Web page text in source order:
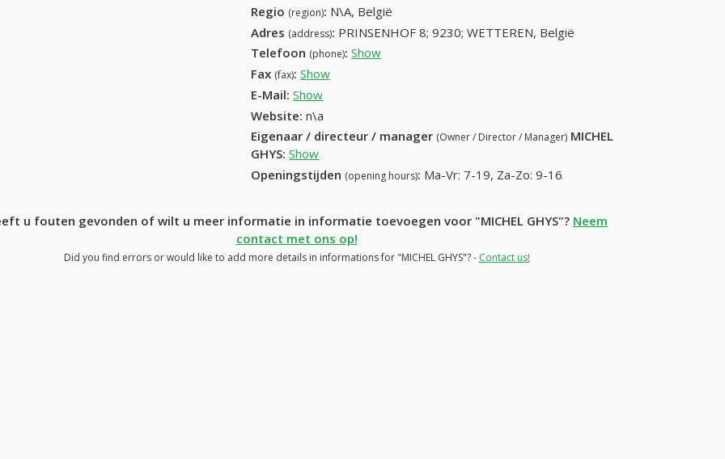
Regio (region): N\A, België
Adres (address): PRINSENHOF 8; 9230; WETTEREN, België
Telefoon (phone): Show
Fax (fax): Show
E-Mail: Show
Website: n\a
Eigenaar / directeur / manager (Owner / Director / Manager) MICHEL
GHYS: Show
Openingstijden (opening hours): Ma-Vr: 7-19, Za-Zo: 9-16
u fouten gevonden of wilt u meer informatie in informatie toevoegen voor "MICHEL GHYS"? Neem
contact met ons op!
Did you find errors or would like to add more details in informations for "MICHEL GHYS"? - Contact us!